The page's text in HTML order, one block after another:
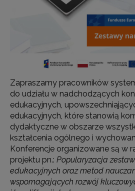
Zapraszamy pracowników
do udziału w nadchodzących
edukacyjnych,
edukacyjnych, które stanowią
dydaktyczne w obszarze
kształcenia ogólnego i
Konferencje organizowane są w
projektu pn.: Popularyzacja
edukacyjnych oraz metod
wspomagających rozwój